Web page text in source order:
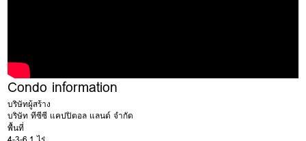
Condo information
บริษัทผู้สร้าง
บริษัท ทีซีซี แคปปิตอล แลนด์ จำกัด
พื้นที่